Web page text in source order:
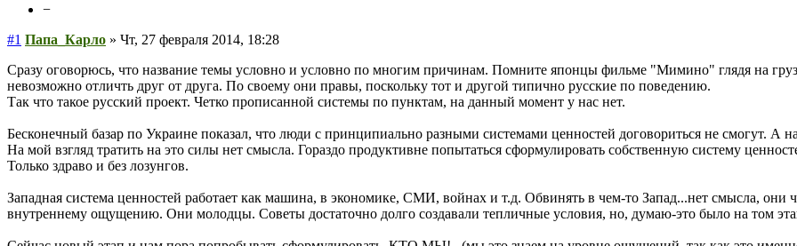
−
#1 Папа_Карло » Чт, 27 февраля 2014, 18:28
Сразу оговорюсь, что название темы условно и условно по многим причинам. Помните японцы фильме "Мимино" глядя на
невозможно отличть друг от друга. По своему они правы, поскольку тот и другой типично русские по поведению.
Так что такое русский проект. Четко прописанной системы по пунктам, на данный момент у нас нет.
Бесконечный базар по Украине показал, что люди с принципиально разными системами ценностей договориться не смогут. А
На мой взгляд тратить на это силы нет смысла. Гораздо продуктивне попытаться сформулировать собственную систему
Только здраво и без лозунгов.
Западная система ценностей работает как машина, в экономике, СМИ, войнах и т.д. Обвинять в чем-то Запад...нет смысла, они
внутреннему ощущению. Они молодцы. Советы достаточно долго создавали тепличные условия, но, думаю-это было на том